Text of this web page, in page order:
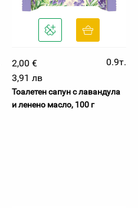
2,00 €
0.9т.
3,91 лв
Тоалетен сапун с лавандула
и ленено масло, 100 г